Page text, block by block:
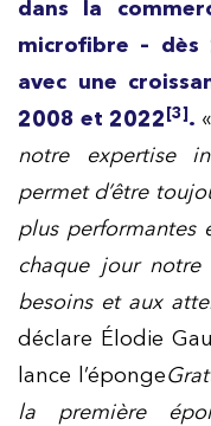
dans la
microfibre –
avec une
2008 et 2022 [3] . «
notre expertise
permet d’être
plus performantes
chaque jour notre
besoins et aux
déclare Élodie
lance l’éponge
la première